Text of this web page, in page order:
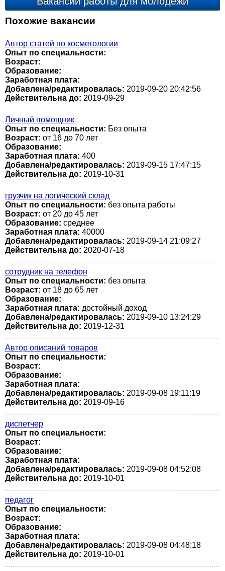
Похожие вакансии
Автор статей по косметологии
Опыт по специальности:
Возраст:
Образование:
Заработная плата:
Добавлена/редактировалась: 2019-09-20 20:42:56
Действительна до: 2019-09-29
Личный помощник
Опыт по специальности: Без опыта
Возраст: от 16 до 70 лет
Образование:
Заработная плата: 400
Добавлена/редактировалась: 2019-09-15 17:47:15
Действительна до: 2019-10-31
грузчик на логический склад
Опыт по специальности: без опыта работы
Возраст: от 20 до 45 лет
Образование: среднее
Заработная плата: 40000
Добавлена/редактировалась: 2019-09-14 21:09:27
Действительна до: 2020-07-18
сотрудник на телефон
Опыт по специальности: без опыта
Возраст: от 18 до 65 лет
Образование:
Заработная плата: достойный доход
Добавлена/редактировалась: 2019-09-10 13:24:29
Действительна до: 2019-12-31
Автор описаний товаров
Опыт по специальности:
Возраст:
Образование:
Заработная плата:
Добавлена/редактировалась: 2019-09-08 19:11:19
Действительна до: 2019-09-16
диспетчер
Опыт по специальности:
Возраст:
Образование:
Заработная плата:
Добавлена/редактировалась: 2019-09-08 04:52:08
Действительна до: 2019-10-01
педагог
Опыт по специальности:
Возраст:
Образование:
Заработная плата:
Добавлена/редактировалась: 2019-09-08 04:48:18
Действительна до: 2019-10-01